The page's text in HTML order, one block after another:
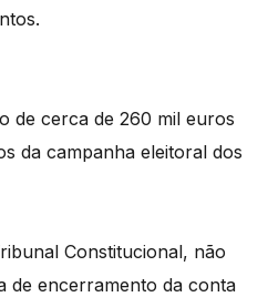
de cerca de 260 mil euros
da campanha eleitoral dos
Constitucional, não
de encerramento da conta